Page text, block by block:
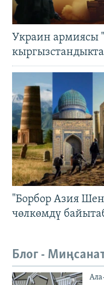
Украин армиясы
"Борбор Азия
чөлкөмдү
Блог -